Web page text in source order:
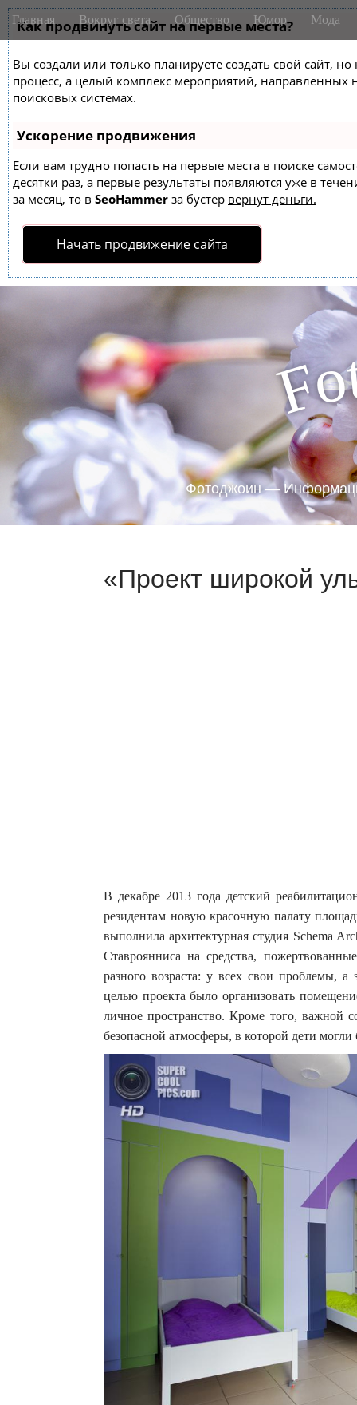
Как продвинуть сайт на первые места?
Вы создали или только планируете создать свой сайт,
процесс, а целый комплекс мероприятий,
поисковых системах.
Ускорение продвижения
Если вам трудно попасть на первые места в поиске
десятки раз, а первые результаты появляются уже в
за месяц, то в SeoHammer за бустер вернут деньги.
Начать продвижение сайта
M
a
n
m
e
n
u
i
Главная Вокруг света Общество Юмор Мода
Fo
Фотоджоин —
«Проект широкой
В декабре 2013 года детский
резидентам новую красочную палату
выполнила архитектурная студия Schema
Ставроянниса на средства,
разного возраста: у всех свои проблемы,
целью проекта было организовать
личное пространство. Кроме того, важной
безопасной атмосферы, в которой дети